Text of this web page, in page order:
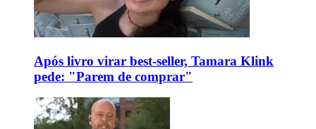
Após livro virar best-seller, Tamara Klink
pede: "Parem de comprar"